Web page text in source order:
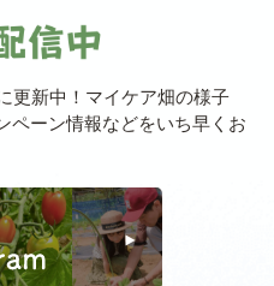
更新中！マイケア畑の様子
ペーン情報などをいち早くお